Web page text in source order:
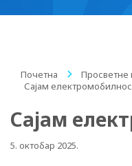
Почетна / Просветне
Сајам
Сајам
5. октобар 2025.